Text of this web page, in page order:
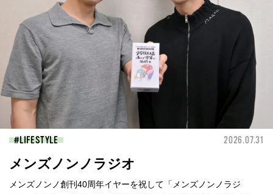
LIFESTYLE 2026.07.31
メンズノンノラジオ
メンズノンノ創刊40周年イヤーを祝して「メンズノンノラジ